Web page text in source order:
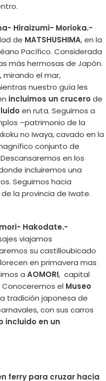
Hiraizumi- Morioka.-
de MATSHUSHIMA, en la
Pacífico. Considerada
más hermosas de Japón.
, mirando el mar,
nuestro guía les
incluimos un crucero de
en ruta. Seguimos a
–patrimonio de la
no Iwaya, cavado en la
conjunto de
en los
incluiremos una
Seguimos hacia
la provincia de Iwate.
Hakodate.-
viajamos
su castilloubicado
en primavera mas
a AOMORI, capital
Conoceremos el Museo
tradición japonesa de
con sus carros
incluido en un
ferry para cruzar hacia